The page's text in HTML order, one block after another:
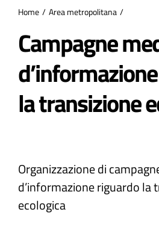
Partecipa
Comuni
Notizie
Home Area metropolitana
Campagne
la transizione
Organizzazione di
d’informazione​ riguardo la
ecologica